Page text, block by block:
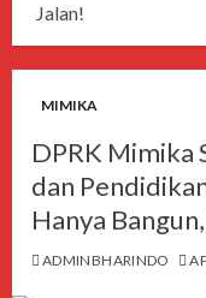
Jalan!
MIMIKA
DPRK Mimika
dan
Hanya
ADMINBHARINDO